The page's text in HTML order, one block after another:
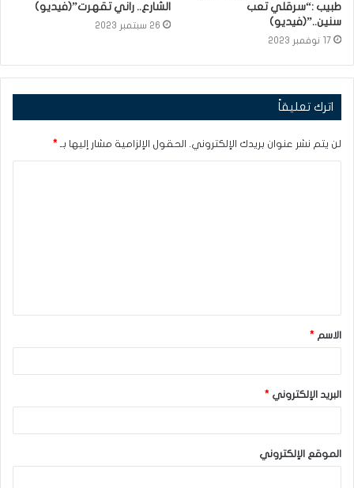
طبيب :“سرقلي تعب
سنين..”(فيديو)
17 نوفمبر 2023
الشارع.. راني تقهرت”(فيديو)
26 سبتمبر 2023
اترك تعليقاً
لن يتم نشر عنوان بريدك الإلكتروني. الحقول الإلزامية مشار إليها بـ *
ق
*الاسم *
البريد الإلكتروني *
الموقع الإلكتروني